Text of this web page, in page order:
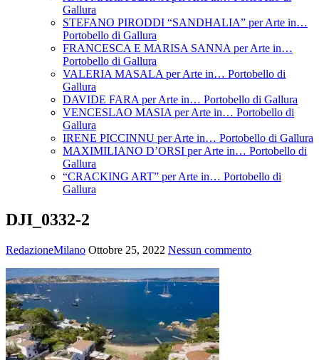
Gallura
STEFANO PIRODDI “SANDHALIA” per Arte in…
Portobello di Gallura
FRANCESCA E MARISA SANNA per Arte in…
Portobello di Gallura
VALERIA MASALA per Arte in… Portobello di
Gallura
DAVIDE FARA per Arte in… Portobello di Gallura
VENCESLAO MASIA per Arte in… Portobello di
Gallura
IRENE PICCINNU per Arte in… Portobello di Gallura
MAXIMILIANO D’ORSI per Arte in… Portobello di
Gallura
“CRACKING ART” per Arte in… Portobello di
Gallura
DJI_0332-2
RedazioneMilano Ottobre 25, 2022 Nessun commento